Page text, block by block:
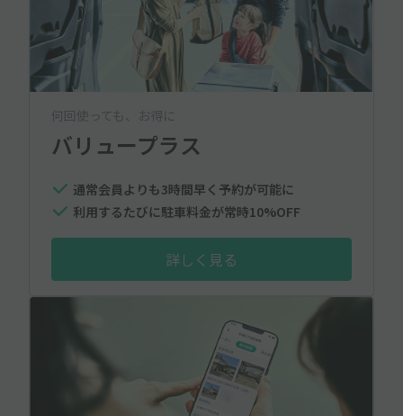
何回使っても、お得に
バリュープラス
通常会員よりも3時間早く予約が可能に
利用するたびに駐車料金が常時10%OFF
詳しく見る